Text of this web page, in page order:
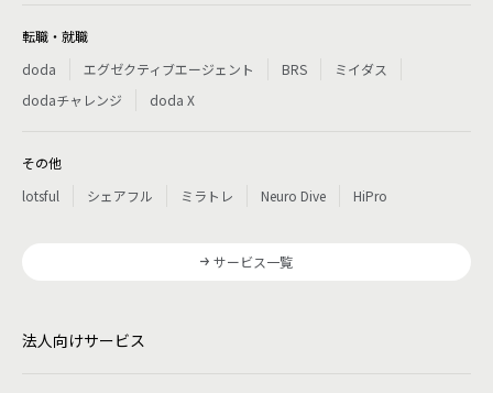
転職・就職
doda
エグゼクティブエージェント BRS
ミイダス
dodaチャレンジ
doda X
その他
lotsful
シェアフル ミラトレ Neuro Dive HiPro
サービス一覧
法人向けサービス